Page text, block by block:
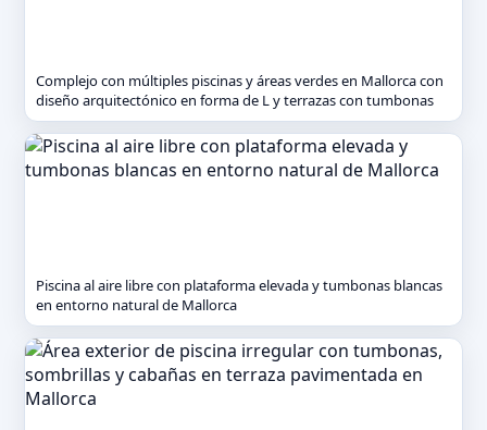
Complejo con múltiples piscinas y áreas verdes en Mallorca con
diseño arquitectónico en forma de L y terrazas con tumbonas
Piscina al aire libre con plataforma elevada y tumbonas blancas
en entorno natural de Mallorca